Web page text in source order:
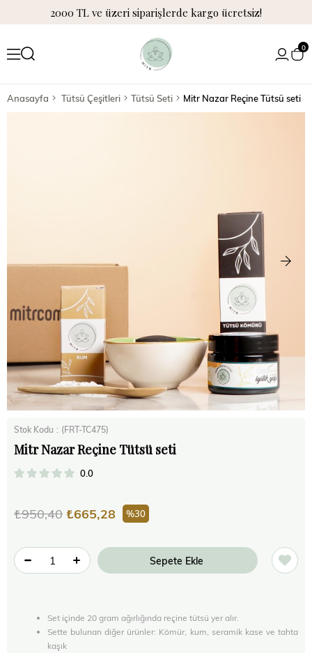
2000 TL ve üzeri siparişlerde kargo ücretsiz!
0
Anasayfa Tütsü Çeşitleri Tütsü Seti Mitr Nazar Reçine Tütsü seti
Stok Kodu (FRT-TC475)
Mitr Nazar Reçine Tütsü seti
0.0
₺950,40 ₺665,28 30
Set içinde 20 gram ağırlığında reçine tütsü yer alır.
Sette bulunan diğer ürünler: Kömür, kum, seramik kase ve tahta
kaşık